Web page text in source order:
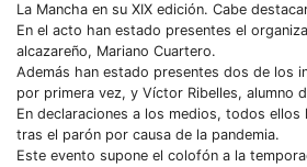
La Mancha en su XIX edición. Cabe
En el acto han estado presentes el
alcazareño, Mariano Cuartero.
Además han estado presentes dos de los
por primera vez, y Víctor Ribelles, alumno
En declaraciones a los medios, todos
tras el parón por causa de la pandemia.
Este evento supone el colofón a la